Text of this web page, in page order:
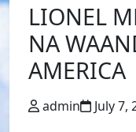
LIONEL
NA
AMERICA
admin July 7,